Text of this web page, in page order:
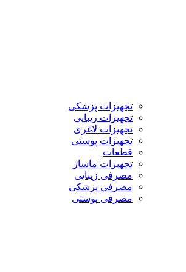
تجهیزات پزشکی
تجهیزات زیبایی
تجهیزات لاغری
تجهیزات پوستی
قطعات
تجهیزات ماساژ
مصرفی زیبایی
مصرفی پزشکی
مصرفی پوستی